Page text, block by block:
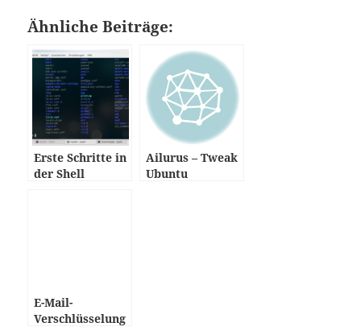
Ähnliche Beiträge:
Erste Schritte in
der Shell
Ailurus – Tweak
Ubuntu
E-Mail-
Verschlüsselung